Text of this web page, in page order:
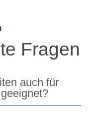
Fragen
auch für